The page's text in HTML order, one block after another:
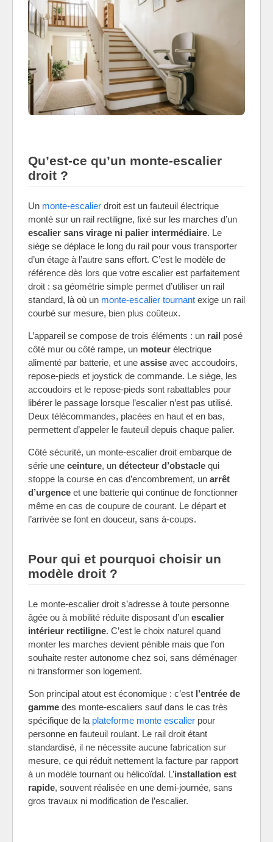
Qu’est-ce qu’un monte-escalier
droit ?
Un monte-escalier droit est un fauteuil électrique
monté sur un rail rectiligne, fixé sur les marches d’un
escalier sans virage ni palier intermédiaire. Le
siège se déplace le long du rail pour vous transporter
d’un étage à l’autre sans effort. C’est le modèle de
référence dès lors que votre escalier est parfaitement
droit : sa géométrie simple permet d’utiliser un rail
standard, là où un monte-escalier tournant exige un rail
courbé sur mesure, bien plus coûteux.
L’appareil se compose de trois éléments : un rail posé
côté mur ou côté rampe, un moteur électrique
alimenté par batterie, et une assise avec accoudoirs,
repose-pieds et joystick de commande. Le siège, les
accoudoirs et le repose-pieds sont rabattables pour
libérer le passage lorsque l’escalier n’est pas utilisé.
Deux télécommandes, placées en haut et en bas,
permettent d’appeler le fauteuil depuis chaque palier.
Côté sécurité, un monte-escalier droit embarque de
série une ceinture, un détecteur d’obstacle qui
stoppe la course en cas d’encombrement, un arrêt
d’urgence et une batterie qui continue de fonctionner
même en cas de coupure de courant. Le départ et
l’arrivée se font en douceur, sans à-coups.
Pour qui et pourquoi choisir un
modèle droit ?
Le monte-escalier droit s’adresse à toute personne
âgée ou à mobilité réduite disposant d’un escalier
intérieur rectiligne. C’est le choix naturel quand
monter les marches devient pénible mais que l’on
souhaite rester autonome chez soi, sans déménager
ni transformer son logement.
Son principal atout est économique : c’est l’entrée de
gamme des monte-escaliers sauf dans le cas très
spécifique de la plateforme monte escalier pour
personne en fauteuil roulant. Le rail droit étant
standardisé, il ne nécessite aucune fabrication sur
mesure, ce qui réduit nettement la facture par rapport
à un modèle tournant ou hélicoïdal. L’installation est
rapide, souvent réalisée en une demi-journée, sans
gros travaux ni modification de l’escalier.